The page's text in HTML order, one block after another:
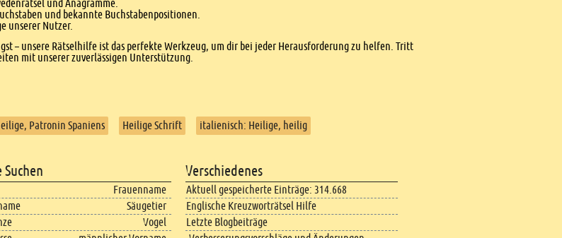
und Anagramme.
und bekannte Buchstabenpositionen.
unserer Nutzer.
– unsere Rätselhilfe ist das perfekte Werkzeug, um dir bei jeder Herausforderung zu helfen. Tritt
mit unserer zuverlässigen Unterstützung.
Patronin Spaniens Heilige Schrift
italienisch: Heilige, heilig
Frauenname
Säugetier
Vogel
Verschiedenes
Aktuell gespeicherte Einträge: 314.668
Englische Kreuzworträtsel Hilfe
Letzte Blogbeiträge